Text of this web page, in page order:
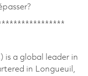
is a global leader in
in Longueuil,